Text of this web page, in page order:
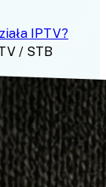
IPTV?
/ STB